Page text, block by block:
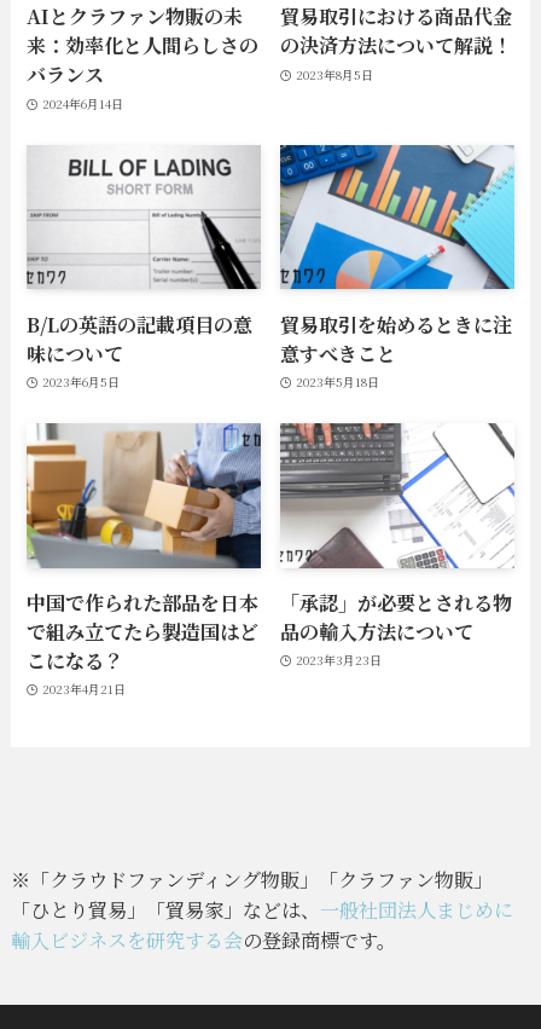
AIとクラファン物販の未
来：効率化と人間らしさの
バランス
2024年6月14日
貿易取引における商品代金
の決済方法について解説！
2023年8月5日
B/Lの英語の記載項目の意
味について
2023年6月5日
貿易取引を始めるときに注
意すべきこと
2023年5月18日
中国で作られた部品を日本
で組み立てたら製造国はど
こになる？
2023年4月21日
「承認」が必要とされる物
品の輸入方法について
2023年3月23日
※「クラウドファンディング物販」「クラファン物販」
「ひとり貿易」「貿易家」などは、 一般社団法人まじめに
輸入ビジネスを研究する会の登録商標です。